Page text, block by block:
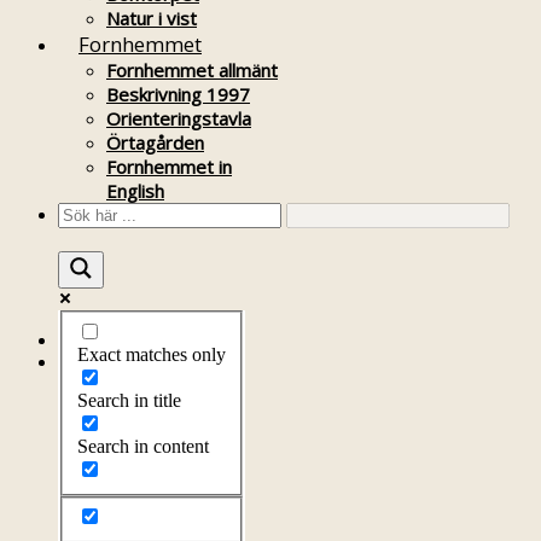
Natur i vist
Fornhemmet
Fornhemmet allmänt
Beskrivning 1997
Orienteringstavla
Örtagården
Fornhemmet in
English
Exact matches only
Search in title
Search in content
Startsida
Om föreningen
Årsprogram
Kontakt
Styrelsen
Litteratur